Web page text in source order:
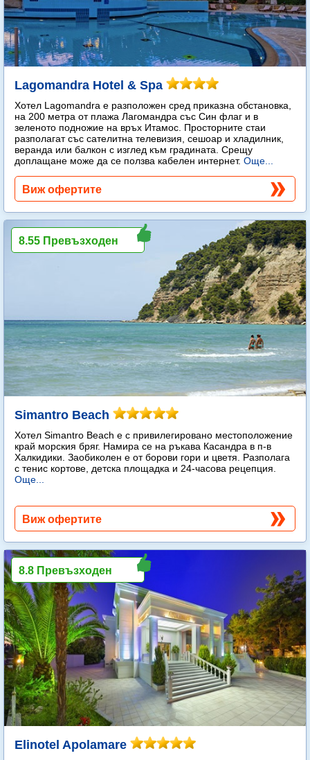
Lagomandra Hotel & Spa
Хотел Lagomandra е разположен сред приказна обстановка,
на 200 метра от плажа Лагомандра със Син флаг и в
зеленото подножие на връх Итамос. Просторните стаи
разполагат със сателитна телевизия, сешоар и хладилник,
веранда или балкон с изглед към градината. Срещу
доплащане може да се ползва кабелен интернет. Още...
Виж офертите
Simantro Beach
Хотел Simantro Beach е с привилегировано местоположение
край морския бряг. Намира се на ръкава Касандра в п-в
Халкидики. Заобиколен е от борови гори и цветя. Разполага
с тенис кортове, детска площадка и 24-часова рецепция.
Още...
8.55 Превъзходен
Виж офертите
Elinotel Apolamare
8.8 Превъзходен